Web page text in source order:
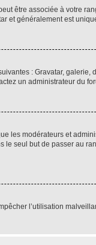
être associée à votre
et généralement est
: Gravatar, galerie,
un administrateur du
les modérateurs et
le seul but de passer au
l’utilisation